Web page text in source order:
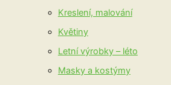
Kreslení, malování
Květiny
Letní výrobky – léto
Masky a kostýmy